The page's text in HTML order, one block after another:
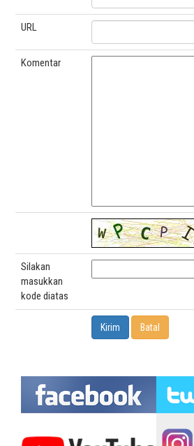
URL
Komentar
Silakan
masukkan
kode diatas